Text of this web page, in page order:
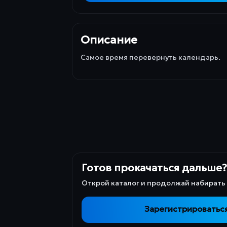
Описание
Самое время перевернуть календарь.
Готов прокачаться дальше?
Открой каталог и продолжай